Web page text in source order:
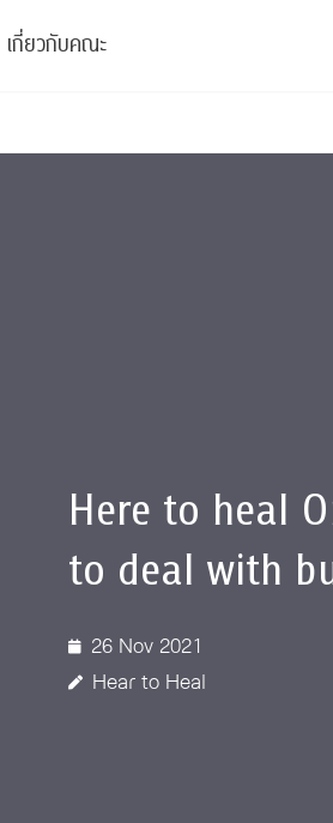
เกี่ยวกับคณะ
Intranet
Here to heal
to deal with
26 Nov 2021
Hear to Heal